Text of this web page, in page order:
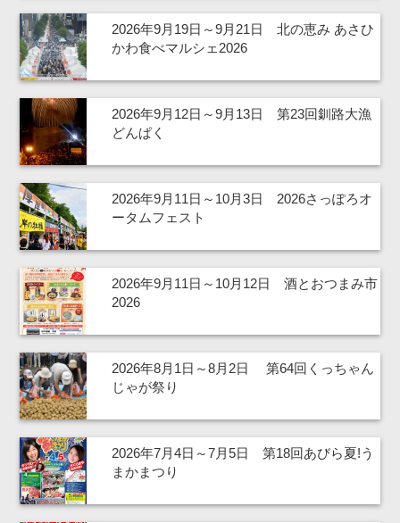
2026年9月19日～9月21日 北の恵み あさひ
かわ食べマルシェ2026
2026年9月12日～9月13日 第23回釧路大漁
どんぱく
2026年9月11日～10月3日 2026さっぽろオ
ータムフェスト
2026年9月11日～10月12日 酒とおつまみ市
2026
2026年8月1日～8月2日 第64回くっちゃん
じゃが祭り
2026年7月4日～7月5日 第18回あびら夏!う
まかまつり